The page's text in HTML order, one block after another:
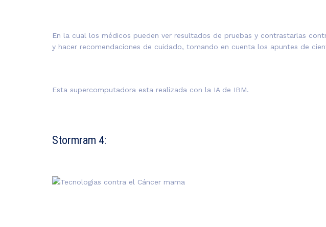
En la cual los médicos pueden ver resultados de pruebas y contrastarlas
y hacer recomendaciones de cuidado, tomando en cuenta los apuntes de
Esta supercomputadora esta realizada con la IA de IBM.
Stormram 4: